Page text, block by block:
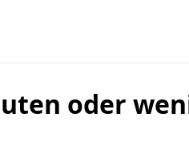
oder